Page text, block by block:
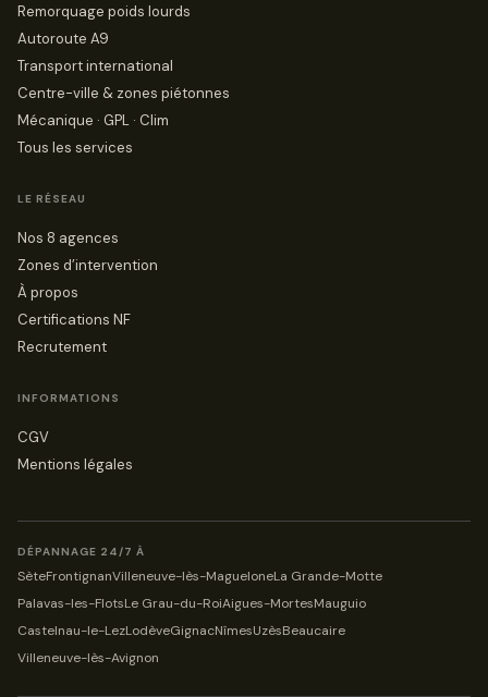
Remorquage poids lourds
Autoroute A9
Transport international
Centre-ville & zones piétonnes
Mécanique · GPL · Clim
Tous les services
LE RÉSEAU
Nos 8 agences
Zones d’intervention
À propos
Certifications NF
Recrutement
INFORMATIONS
CGV
Mentions légales
DÉPANNAGE 24/7 À
SèteFrontignanVilleneuve-lès-MagueloneLa Grande-Motte
Palavas-les-FlotsLe Grau-du-RoiAigues-MortesMauguio
Castelnau-le-LezLodèveGignacNîmesUzèsBeaucaire
Villeneuve-lès-Avignon